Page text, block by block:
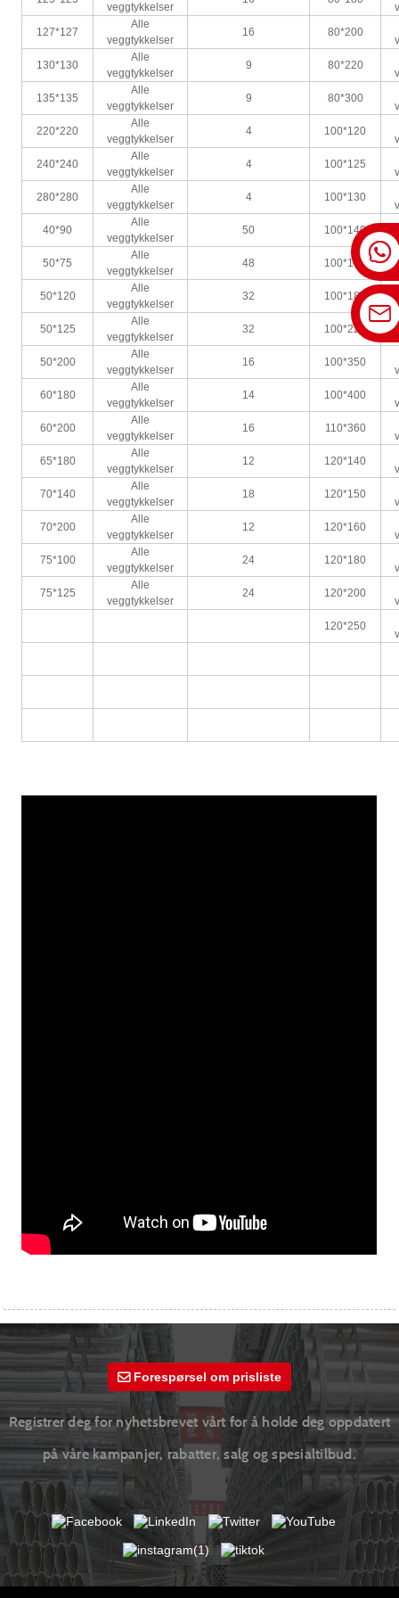
veggtykkelser
127*127
Alle
veggtykkelser
16 80*200
130*130
Alle
veggtykkelser
9 80*220
135*135
Alle
veggtykkelser
9 80*300
220*220
Alle
veggtykkelser
4 100*120
240*240
Alle
veggtykkelser
4 100*125
280*280
Alle
veggtykkelser
4 100*130
40*90
Alle
veggtykkelser
50 100*140
50*75
Alle
veggtykkelser
48 100*160
50*120
Alle
veggtykkelser
32 100*180
50*125
Alle
veggtykkelser
32 100*220
50*200
Alle
veggtykkelser
16 100*350
60*180
Alle
veggtykkelser
14 100*400
60*200
Alle
veggtykkelser
16 110*360
65*180
Alle
veggtykkelser
12 120*140
70*140
Alle
veggtykkelser
18 120*150
70*200
Alle
veggtykkelser
12 120*160
75*100
Alle
veggtykkelser
24 120*180
75*125
Alle
veggtykkelser
24 120*200
120*250
Forespørsel om prisliste
Registrer deg for nyhetsbrevet vårt for å holde deg oppdatert
på våre kampanjer, rabatter, salg og spesialtilbud.